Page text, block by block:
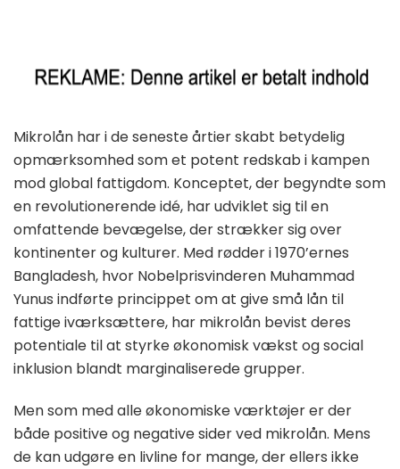
Mikrolån har i de seneste årtier skabt betydelig
opmærksomhed som et potent redskab i kampen
mod global fattigdom. Konceptet, der begyndte som
en revolutionerende idé, har udviklet sig til en
omfattende bevægelse, der strækker sig over
kontinenter og kulturer. Med rødder i 1970’ernes
Bangladesh, hvor Nobelprisvinderen Muhammad
Yunus indførte princippet om at give små lån til
fattige iværksættere, har mikrolån bevist deres
potentiale til at styrke økonomisk vækst og social
inklusion blandt marginaliserede grupper.
Men som med alle økonomiske værktøjer er der
både positive og negative sider ved mikrolån. Mens
de kan udgøre en livline for mange, der ellers ikke